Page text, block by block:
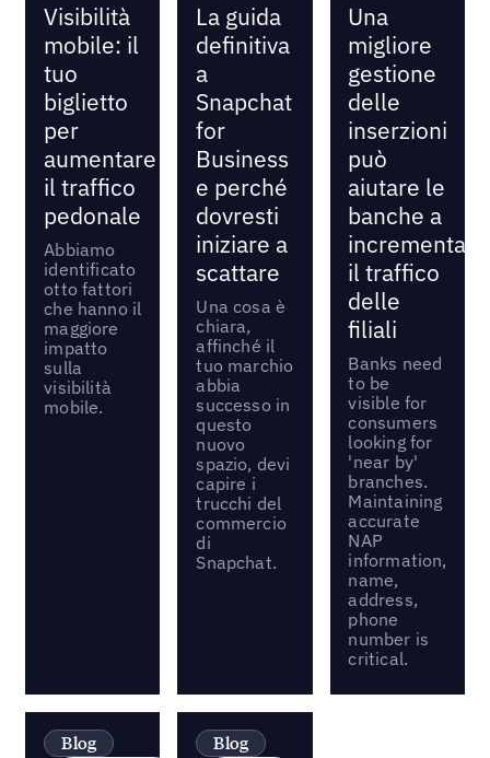
Visibilità
mobile: il
tuo
biglietto
per
aumentare
il traffico
pedonale
Abbiamo
identificato
otto fattori
che hanno il
maggiore
impatto
sulla
visibilità
mobile.
La guida
definitiva
a
Snapchat
for
Business
e perché
dovresti
iniziare a
scattare
Una cosa è
chiara,
affinché il
tuo marchio
abbia
successo in
questo
nuovo
spazio, devi
capire i
trucchi del
commercio
di
Snapchat.
Una
migliore
gestione
delle
inserzioni
può
aiutare le
banche a
incrementare
il traffico
delle
filiali
Banks need
to be
visible for
consumers
looking for
'near by'
branches.
Maintaining
accurate
NAP
information‚
name,
address,
phone
number is
critical.
Blog
Blog